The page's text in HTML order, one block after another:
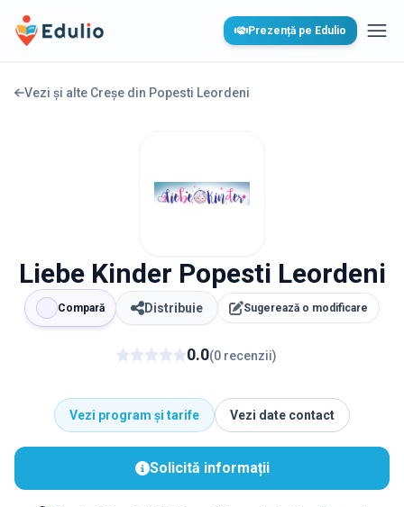
Edulio Prezență pe Edulio
Vezi și alte Creșe din Popesti Leordeni
Liebe Kinder Popesti Leordeni
Compară Distribuie Sugerează o modificare
0.0(0 recenzii)
Vezi program și tarife Vezi date contact
Solicită informații